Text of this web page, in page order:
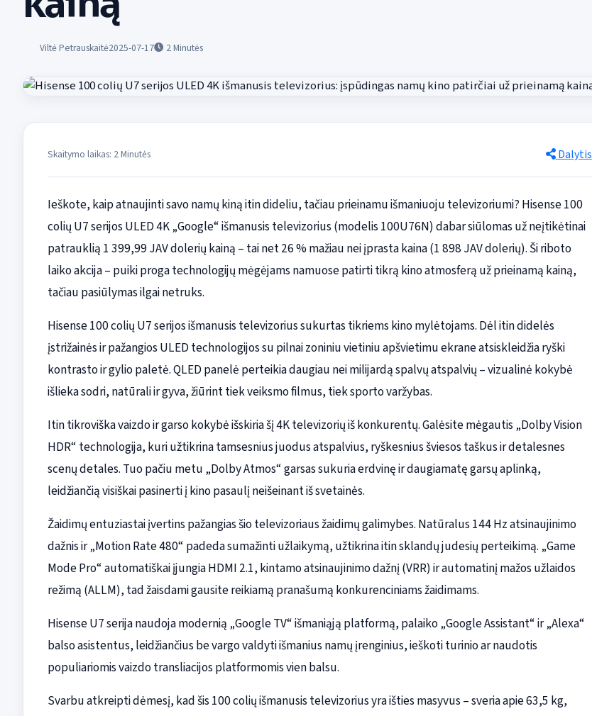
Viltė Petrauskaitė2025-07-17 2Minutės
Skaitymo laikas: 2 Minutės Dalytis
Ieškote, kaip atnaujinti savo namų kiną itin dideliu, tačiau prieinamu išmaniuoju televizoriumi? Hisense 100
colių U7 serijos ULED 4K „Google“ išmanusis televizorius (modelis 100U76N) dabar siūlomas už neįtikėtinai
patrauklią 1 399,99 JAV dolerių kainą – tai net 26 % mažiau nei įprasta kaina (1 898 JAV dolerių). Ši riboto
laiko akcija – puiki proga technologijų mėgėjams namuose patirti tikrą kino atmosferą už prieinamą kainą,
tačiau pasiūlymas ilgai netruks.
Hisense 100 colių U7 serijos išmanusis televizorius sukurtas tikriems kino mylėtojams. Dėl itin didelės
įstrižainės ir pažangios ULED technologijos su pilnai zoniniu vietiniu apšvietimu ekrane atsiskleidžia ryški
kontrasto ir gylio paletė. QLED panelė perteikia daugiau nei milijardą spalvų atspalvių – vizualinė kokybė
išlieka sodri, natūrali ir gyva, žiūrint tiek veiksmo filmus, tiek sporto varžybas.
Itin tikroviška vaizdo ir garso kokybė išskiria šį 4K televizorių iš konkurentų. Galėsite mėgautis „Dolby Vision
HDR“ technologija, kuri užtikrina tamsesnius juodus atspalvius, ryškesnius šviesos taškus ir detalesnes
scenų detales. Tuo pačiu metu „Dolby Atmos“ garsas sukuria erdvinę ir daugiamatę garsų aplinką,
leidžiančią visiškai pasinerti į kino pasaulį neišeinant iš svetainės.
Žaidimų entuziastai įvertins pažangias šio televizoriaus žaidimų galimybes. Natūralus 144 Hz atsinaujinimo
dažnis ir „Motion Rate 480“ padeda sumažinti užlaikymą, užtikrina itin sklandų judesių perteikimą. „Game
Mode Pro“ automatiškai įjungia HDMI 2.1, kintamo atsinaujinimo dažnį (VRR) ir automatinį mažos užlaidos
režimą (ALLM), tad žaisdami gausite reikiamą pranašumą konkurenciniams žaidimams.
Hisense U7 serija naudoja modernią „Google TV“ išmaniąją platformą, palaiko „Google Assistant“ ir „Alexa“
balso asistentus, leidžiančius be vargo valdyti išmanius namų įrenginius, ieškoti turinio ar naudotis
populiariomis vaizdo transliacijos platformomis vien balsu.
Svarbu atkreipti dėmesį, kad šis 100 colių išmanusis televizorius yra išties masyvus – sveria apie 63,5 kg,